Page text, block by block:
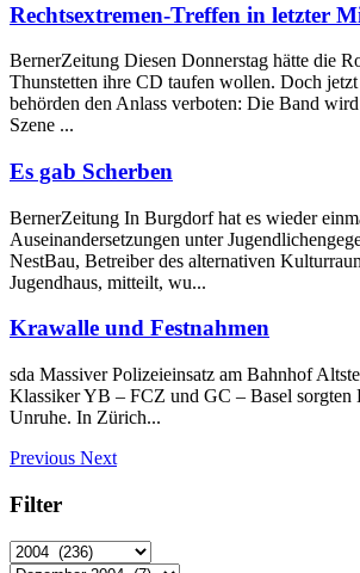
Rechtsextremen-Treffen in letzter
BernerZeitung Diesen Donnerstag hätte die
Thunstetten ihre CD taufen wollen. Doch
behörden den Anlass verboten: Die Band
Szene ...
Es gab Scherben
BernerZeitung In Burgdorf hat es wieder
Auseinandersetzungen unter
NestBau, Betreiber des alternativen
Jugendhaus, mitteilt, wu...
Krawalle und Festnahmen
sda Massiver Polizeieinsatz am Bahnhof
Klassiker YB – FCZ und GC – Basel sorgten
Unruhe. In Zürich...
Previous Next
Filter